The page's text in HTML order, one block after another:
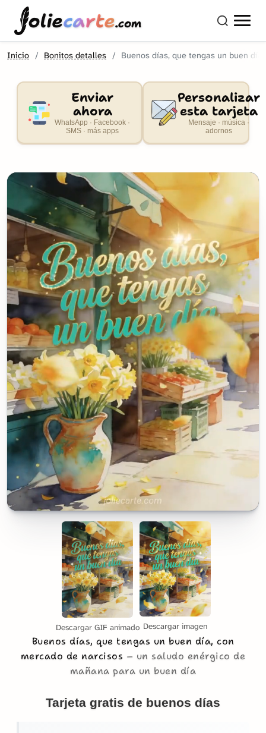
oliecarte.com
Inicio Bonitos detalles Buenos días, que tengas un buen día
Enviar
ahora
WhatsApp · Facebook ·
SMS · más apps
Personalizar
esta tarjeta
Mensaje · música ·
adornos
Descargar GIF animado Descargar imagen
Buenos días, que tengas un buen día, con
mercado de narcisos
un saludo enérgico de
mañana para un buen día
Tarjeta gratis de buenos días